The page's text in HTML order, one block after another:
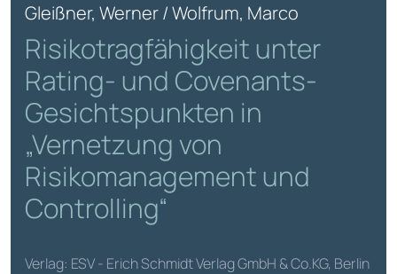
Gleißner, Werner / Wolfrum, Marco
Risikotragfähigkeit unter
Rating- und Covenants-
Gesichtspunkten in
„Vernetzung von
Risikomanagement und
Controlling“
Verlag: ESV - Erich Schmidt Verlag GmbH & Co.KG, Berlin